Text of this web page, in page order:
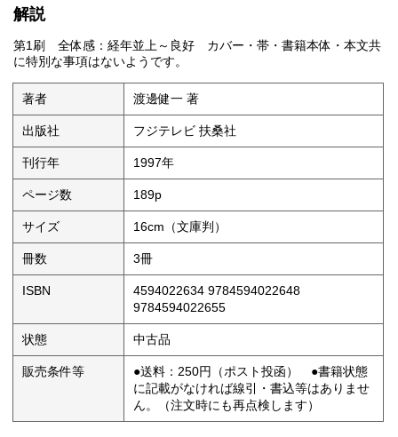
解説
第1刷 全体感：経年並上～良好 カバー・帯・書籍本体・本文共
に特別な事項はないようです。
著者 渡邊健一 著
出版社 フジテレビ 扶桑社
刊行年 1997年
ページ数 189p
サイズ 16cm（文庫判）
冊数 3冊
ISBN
4594022634 9784594022648
9784594022655
状態 中古品
販売条件等
●送料：250円（ポスト投函） ●書籍状態
に記載がなければ線引・書込等はありませ
ん。（注文時にも再点検します）